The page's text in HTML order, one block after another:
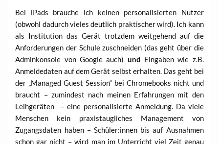
Bei iPads brau­che ich kei­nen per­so­na­li­sier­ten Nut­zer
(obwohl dadurch vie­les deut­lich prak­ti­scher wird). Ich kann
als Insti­tu­ti­on das Gerät trotz­dem weit­ge­hend auf die
Anfor­de­run­gen der Schu­le zuschnei­den (das geht über die
Admin­kon­so­le von Goog­le auch) und Ein­ga­ben wie z.B.
Anmel­de­da­ten auf dem Gerät selbst erhal­ten. Das geht bei
der „Mana­ged Guest Ses­si­on“ bei Chrome­books nicht und
braucht – zumin­dest nach mei­nen Erfah­run­gen mit den
Leih­ge­rä­ten – eine per­so­na­li­sier­te Anmel­dung. Da vie­le
Men­schen kein pra­xis­taug­li­ches Manage­ment von
Zugangs­da­ten haben – Schüler:innen bis auf Aus­nah­men
schon gar nicht – wird man im Unter­richt viel Zeit genau